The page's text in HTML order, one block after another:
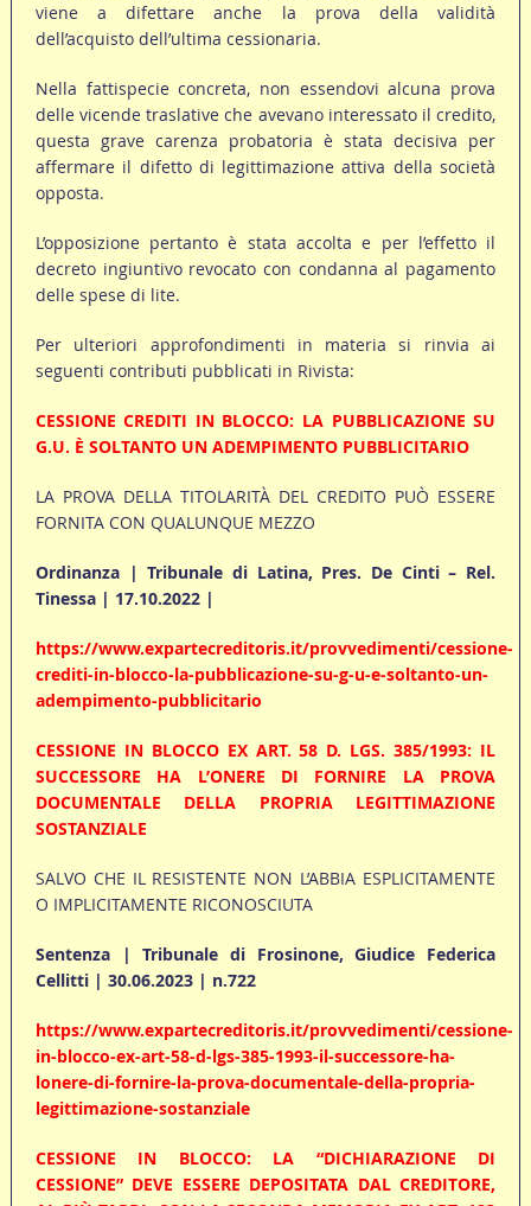
viene a difettare anche la prova della validità
dell’acquisto dell’ultima cessionaria.
Nella fattispecie concreta, non essendovi alcuna prova
delle vicende traslative che avevano interessato il credito,
questa grave carenza probatoria è stata decisiva per
affermare il difetto di legittimazione attiva della società
opposta.
L’opposizione pertanto è stata accolta e per l’effetto il
decreto ingiuntivo revocato con condanna al pagamento
delle spese di lite.
Per ulteriori approfondimenti in materia si rinvia ai
seguenti contributi pubblicati in Rivista:
CESSIONE CREDITI IN BLOCCO: LA PUBBLICAZIONE SU
G.U. È SOLTANTO UN ADEMPIMENTO PUBBLICITARIO
LA PROVA DELLA TITOLARITÀ DEL CREDITO PUÒ ESSERE
FORNITA CON QUALUNQUE MEZZO
Ordinanza | Tribunale di Latina, Pres. De Cinti – Rel.
Tinessa | 17.10.2022 |
https://www.expartecreditoris.it/provvedimenti/cessione-
crediti-in-blocco-la-pubblicazione-su-g-u-e-soltanto-un-
adempimento-pubblicitario
CESSIONE IN BLOCCO EX ART. 58 D. LGS. 385/1993: IL
SUCCESSORE HA L’ONERE DI FORNIRE LA PROVA
DOCUMENTALE DELLA PROPRIA LEGITTIMAZIONE
SOSTANZIALE
SALVO CHE IL RESISTENTE NON L’ABBIA ESPLICITAMENTE
O IMPLICITAMENTE RICONOSCIUTA
Sentenza | Tribunale di Frosinone, Giudice Federica
Cellitti | 30.06.2023 | n.722
https://www.expartecreditoris.it/provvedimenti/cessione-
in-blocco-ex-art-58-d-lgs-385-1993-il-successore-ha-
lonere-di-fornire-la-prova-documentale-della-propria-
legittimazione-sostanziale
CESSIONE IN BLOCCO: LA “DICHIARAZIONE DI
CESSIONE” DEVE ESSERE DEPOSITATA DAL CREDITORE,